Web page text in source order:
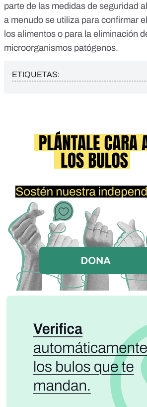
parte de las medidas de seguridad
a menudo se utiliza para confirmar
los alimentos o para la eliminación
microorganismos patógenos.
ETIQUETAS: